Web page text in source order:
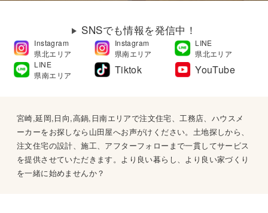
SNSでも情報を発信中！
Instagram
県北エリア
Instagram
県南エリア
LINE
県北エリア
LINE
県南エリア
Tiktok YouTube
宮崎,延岡,日向,高鍋,日南エリアで注文住宅、工務店、ハウスメ
ーカーをお探しなら山田屋へお声がけください。土地探しから、
注文住宅の設計、施工、アフターフォローまで一貫してサービス
を提供させていただきます。より良い暮らし、より良い家づくり
を一緒に始めませんか？